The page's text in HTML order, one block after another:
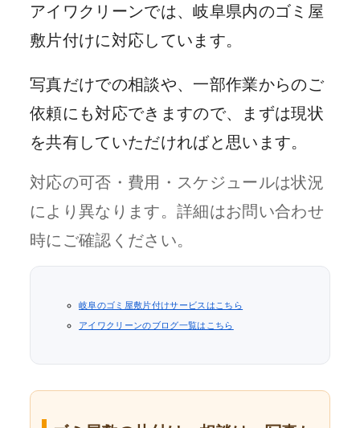
アイワクリーンでは、岐阜県内のゴミ屋
敷片付けに対応しています。
写真だけでの相談や、一部作業からのご
依頼にも対応できますので、まずは現状
を共有していただければと思います。
対応の可否・費用・スケジュールは状況
により異なります。詳細はお問い合わせ
時にご確認ください。
岐阜のゴミ屋敷片付けサービスはこちら
アイワクリーンのブログ一覧はこちら